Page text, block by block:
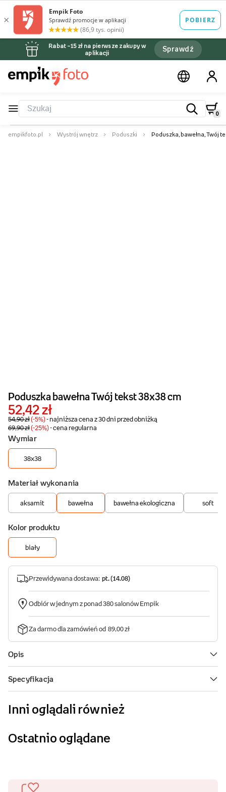
Rabat –15 zł na pierwsze zakupy w
aplikacji
Sprawdź
0
empikfoto.pl Wystrój wnętrz Poduszki Poduszka, bawełna, Twój
Inni oglądali również
Ostatnio oglądane